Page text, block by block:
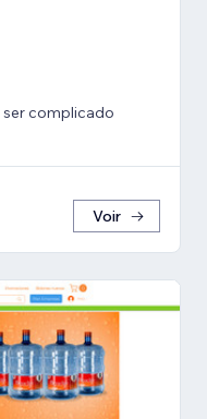
ser complicado
Voir